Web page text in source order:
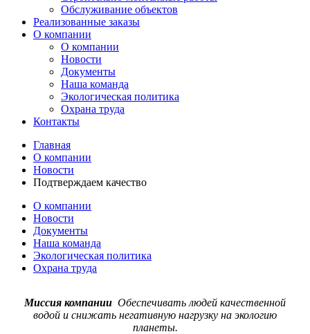
Обслуживание объектов
Реализованные заказы
О компании
О компании
Новости
Документы
Наша команда
Экологическая политика
Охрана труда
Контакты
Главная
О компании
Новости
Подтверждаем качество
О компании
Новости
Документы
Наша команда
Экологическая политика
Охрана труда
Миссия компании Обеспечивать людей качественной
водой и снижать негативную нагрузку на экологию
планеты.